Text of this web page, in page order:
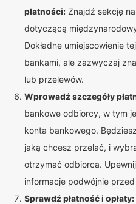
płatności: Znajdź sekcję
dotyczącą
Dokładne umiejscowienie
bankami, ale zazwyczaj
lub przelewów.
Wprowadź szczegóły
bankowe odbiorcy, w tym
konta bankowego.
jaką chcesz przelać, i
otrzymać odbiorca.
informacje podwójnie
Sprawdź płatność i opłaty: